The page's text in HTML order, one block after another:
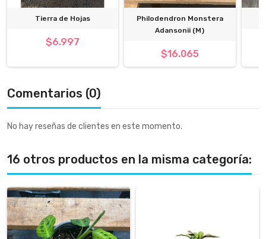
Tierra de Hojas
$6.997
Philodendron Monstera
Adansonii (M)
$16.065
Comentarios (0)
No hay reseñas de clientes en este momento.
16 otros productos en la misma categoría: